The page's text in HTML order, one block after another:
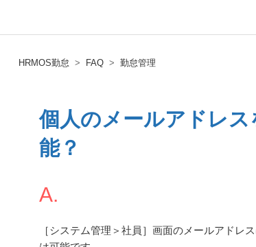
HRMOS勤怠 FAQ 勤怠管理
個人のメールアドレ
能？
A.
［システム管理＞社員］画面のメールアドレ